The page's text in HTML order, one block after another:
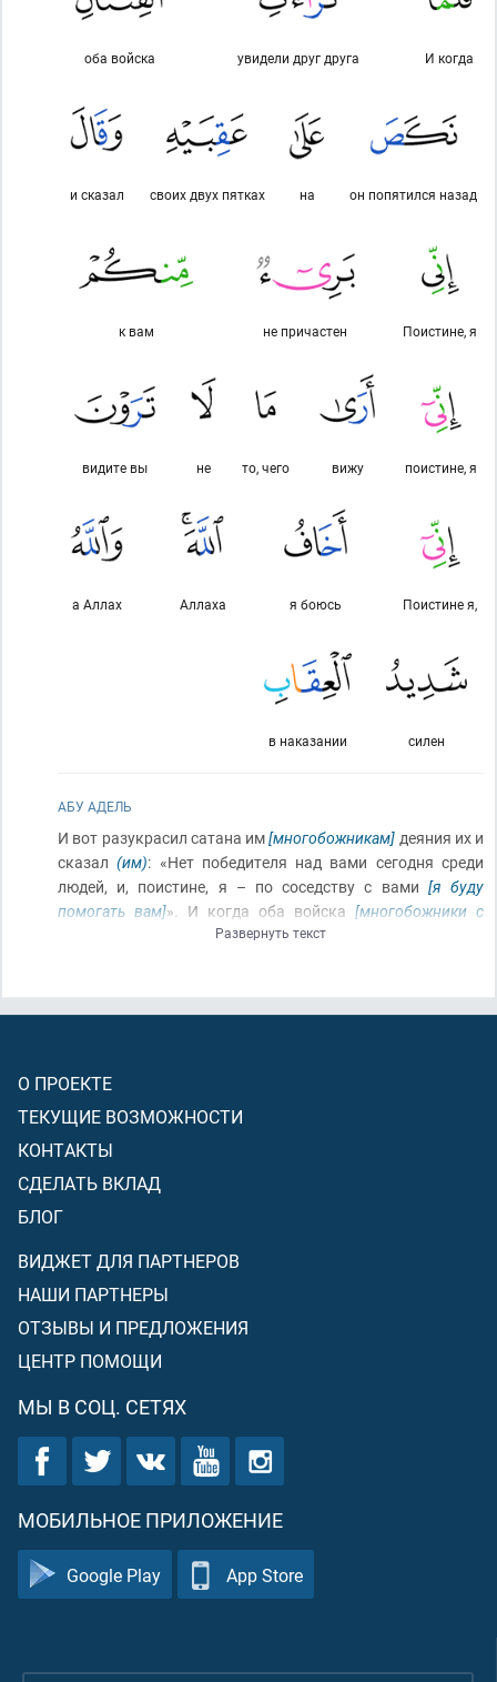
И когда
увидели друг друга
оба войска
он попятился назад
на
своих двух пятках
и сказал
Поистине, я
не причастен
к вам
поистине, я
вижу
то, чего
не
видите вы
Поистине я,
я боюсь
Аллаха
а Аллах
силен
в наказании
АБУ АДЕЛЬ
И вот разукрасил сатана им[многобожникам] деяния их и
сказал(им): «Нет победителя над вами сегодня среди
людей, и, поистине, я – по соседству с вами [я буду
помогать вам]». И когда оба войска [многобожники с
сатаной и верующие с ангелами]увидели друг друга, он
Развернуть текст
О ПРОЕКТЕ
ТЕКУЩИЕ ВОЗМОЖНОСТИ
КОНТАКТЫ
СДЕЛАТЬ ВКЛАД
БЛОГ
ВИДЖЕТ ДЛЯ ПАРТНЕРОВ
НАШИ ПАРТНЕРЫ
ОТЗЫВЫ И ПРЕДЛОЖЕНИЯ
ЦЕНТР ПОМОЩИ
МЫ В СОЦ. СЕТЯХ
МОБИЛЬНОЕ ПРИЛОЖЕНИЕ
Google Play App Store